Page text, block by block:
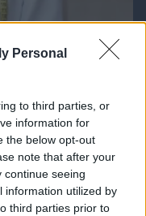
Personal
to third parties, or
information for
the below opt-out
note that after your
continue seeing
information utilized by
third parties prior to
για
– Το ένα μειώνει